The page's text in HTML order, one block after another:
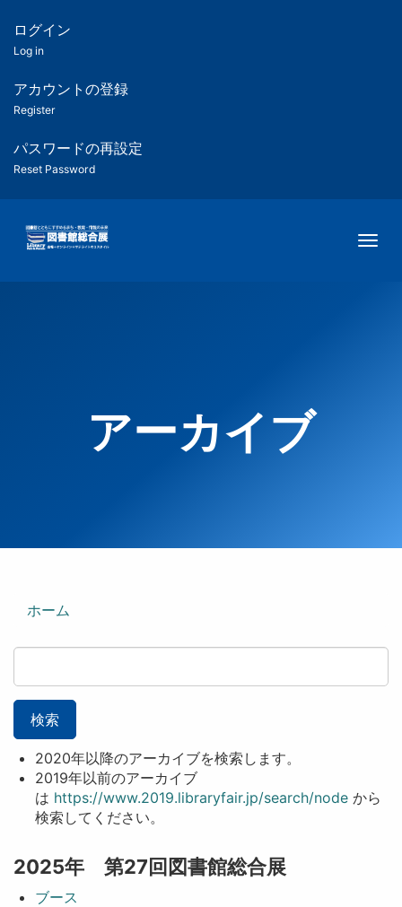
ツ
匿
名
ユ
ー
ー
用
メ
ログイン
Log in
アカウントの登録
Register
パスワードの再設定
Reset Password
アーカイブ
ホーム
検索
2020年以降のアーカイブを検索します。
2019年以前のアーカイブ
は https://www.2019.libraryfair.jp/search/nodeから
検索してください。
2025年 第27回図書館総合展
ブース